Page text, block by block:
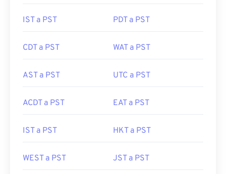
IST a PST PDT a PST
CDT a PST WAT a PST
AST a PST UTC a PST
ACDT a PST EAT a PST
IST a PST HKT a PST
WEST a PST JST a PST